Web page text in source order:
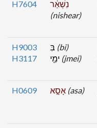
H7604
נִשְׁאַ֔ר
(nishear)
H9003
H3117
(bi)
(jmei)
H0609 (asa)